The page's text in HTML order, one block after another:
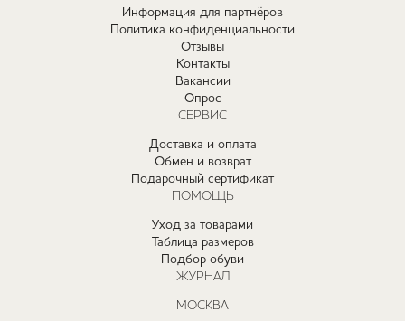
Информация для партнёров
Политика конфиденциальности
Отзывы
Контакты
Вакансии
Опрос
СЕРВИС
Доставка и оплата
Обмен и возврат
Подарочный сертификат
ПОМОЩЬ
Уход за товарами
Таблица размеров
Подбор обуви
ЖУРНАЛ
МОСКВА